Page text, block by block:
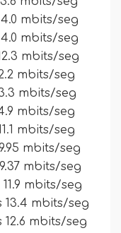
mbits/seg
mbits/seg
mbits/seg
mbits/seg
mbits/seg
mbits/seg
mbits/seg
9.95 mbits/seg
9.37 mbits/seg
11.9 mbits/seg
13.4 mbits/seg
12.6 mbits/seg